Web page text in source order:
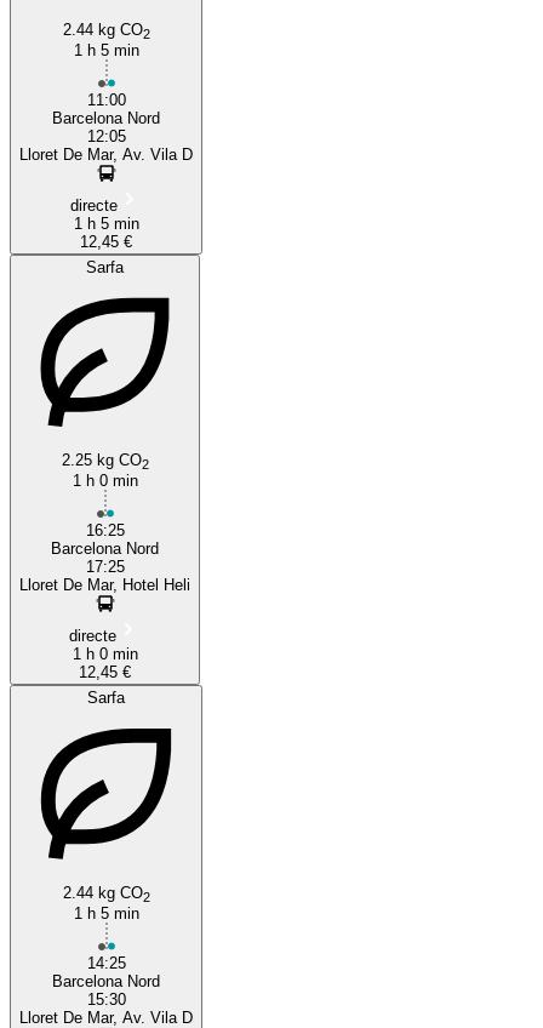
2.44 kg CO2
1 h 5 min
11:00
Barcelona Nord
12:05
Lloret De Mar, Av. Vila D
directe
1 h 5 min
12,45 €
Sarfa
2.25 kg CO2
1 h 0 min
16:25
Barcelona Nord
17:25
Lloret De Mar, Hotel Heli
directe
1 h 0 min
12,45 €
Sarfa
2.44 kg CO2
1 h 5 min
14:25
Barcelona Nord
15:30
Lloret De Mar, Av. Vila D